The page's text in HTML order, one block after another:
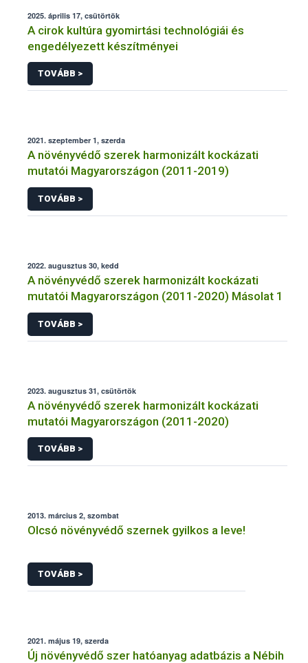
2025. április 17, csütörtök
A cirok kultúra gyomirtási technológiái és
engedélyezett készítményei
TOVÁBB >
2021. szeptember 1, szerda
A növényvédő szerek harmonizált kockázati
mutatói Magyarországon (2011-2019)
TOVÁBB >
2022. augusztus 30, kedd
A növényvédő szerek harmonizált kockázati
mutatói Magyarországon (2011-2020) Másolat 1
TOVÁBB >
2023. augusztus 31, csütörtök
A növényvédő szerek harmonizált kockázati
mutatói Magyarországon (2011-2020)
TOVÁBB >
2013. március 2, szombat
Olcsó növényvédő szernek gyilkos a leve!
TOVÁBB >
2021. május 19, szerda
Új növényvédő szer hatóanyag adatbázis a Nébih